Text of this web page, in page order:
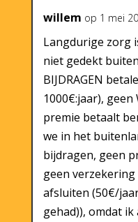
willem op 1 mei
Langdurige zorg
niet gedekt
BIJDRAGEN
1000€:jaar), geen
premie betaalt
we in het
bijdragen, geen
geen
afsluiten (50€/
gehad)), omdat